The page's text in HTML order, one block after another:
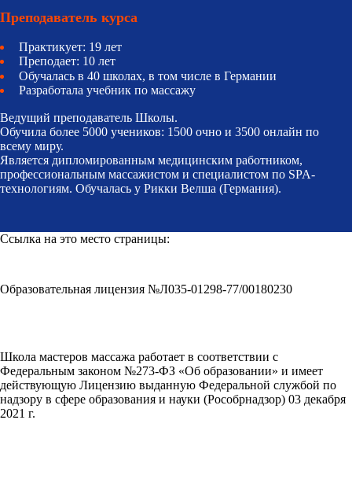
Преподаватель курса
Практикует: 19 лет
Преподает: 10 лет
Обучалась в 40 школах, в том числе в Германии
Разработала учебник по массажу
Ведущий преподаватель Школы.
Обучила более 5000 учеников: 1500 очно и 3500 онлайн по
всему миру.
Является дипломированным медицинским работником,
профессиональным массажистом и специалистом по SPA-
технологиям. Обучалась у Рикки Велша (Германия).
Ссылка на это место страницы:
Образовательная лицензия №Л035-01298-77/00180230
Школа мастеров массажа работает в соответствии с
Федеральным законом №273-ФЗ «Об образовании» и имеет
действующую Лицензию выданную Федеральной службой по
надзору в сфере образования и науки (Рособрнадзор) 03 декабря
2021 г.